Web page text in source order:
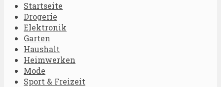
Startseite
Drogerie
Elektronik
Garten
Haushalt
Heimwerken
Mode
Sport & Freizeit